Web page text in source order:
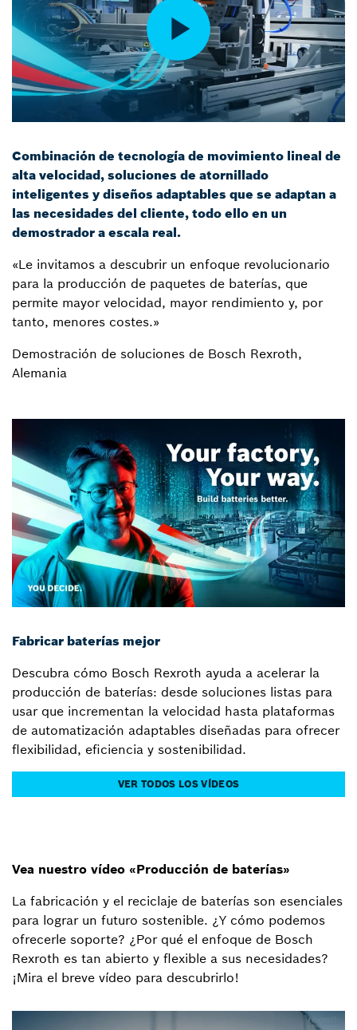
Combinación de tecnología de movimiento lineal de
alta velocidad, soluciones de atornillado
inteligentes y diseños adaptables que se adaptan a
las necesidades del cliente, todo ello en un
demostrador a escala real.
«Le invitamos a descubrir un enfoque revolucionario
para la producción de paquetes de baterías, que
permite mayor velocidad, mayor rendimiento y, por
tanto, menores costes.»
Demostración de soluciones de Bosch Rexroth,
Alemania
Fabricar baterías mejor
Descubra cómo Bosch Rexroth ayuda a acelerar la
producción de baterías: desde soluciones listas para
usar que incrementan la velocidad hasta plataformas
de automatización adaptables diseñadas para ofrecer
flexibilidad, eficiencia y sostenibilidad.
VER TODOS LOS VÍDEOS
Vea nuestro vídeo «Producción de baterías»
La fabricación y el reciclaje de baterías son esenciales
para lograr un futuro sostenible. ¿Y cómo podemos
ofrecerle soporte? ¿Por qué el enfoque de Bosch
Rexroth es tan abierto y flexible a sus necesidades?
¡Mira el breve vídeo para descubrirlo!